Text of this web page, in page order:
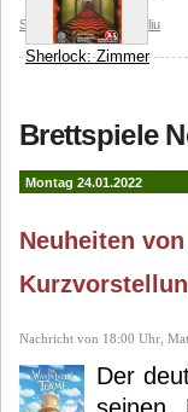
Sales Martí Lucas Feliu
Sherlock: Zimmer
ABACUSSPIELE Amelia
Brettspiele
Montag 24.01.2022
Neuheiten
Nachricht von 18:00 Uhr,
Der